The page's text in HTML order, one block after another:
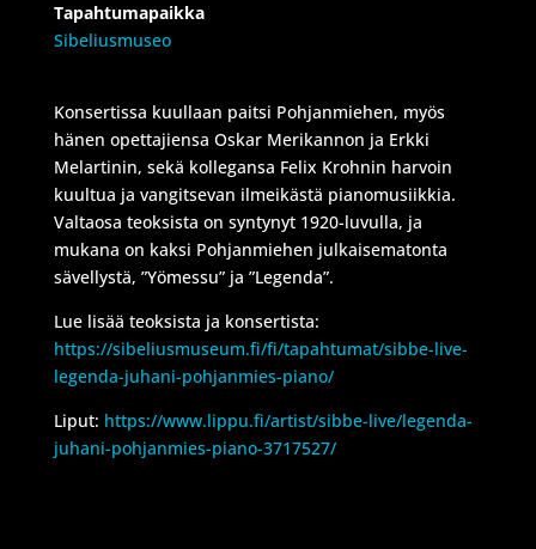
Tapahtumapaikka
Sibeliusmuseo
Konsertissa kuullaan paitsi Pohjanmiehen, myös
hänen opettajiensa Oskar Merikannon ja Erkki
Melartinin, sekä kollegansa Felix Krohnin harvoin
kuultua ja vangitsevan ilmeikästä pianomusiikkia.
Valtaosa teoksista on syntynyt 1920-luvulla, ja
mukana on kaksi Pohjanmiehen julkaisematonta
sävellystä, ”Yömessu” ja ”Legenda”.
Lue lisää teoksista ja konsertista:
https://sibeliusmuseum.fi/fi/tapahtumat/sibbe-live-
legenda-juhani-pohjanmies-piano/
Liput: https://www.lippu.fi/artist/sibbe-live/legenda-
juhani-pohjanmies-piano-3717527/